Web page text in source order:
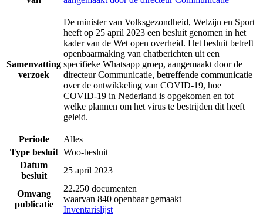
Samenvatting
verzoek
De minister van Volksgezondheid, Welzijn en Sport
heeft op 25 april 2023 een besluit genomen in het
kader van de Wet open overheid. Het besluit betreft
openbaarmaking van chatberichten uit een
specifieke Whatsapp groep, aangemaakt door de
directeur Communicatie, betreffende communicatie
over de ontwikkeling van COVID-19, hoe
COVID-19 in Nederland is opgekomen en tot
welke plannen om het virus te bestrijden dit heeft
geleid.
Periode
Alles
Type besluit Woo-besluit
Datum
besluit
25 april 2023
Omvang
publicatie
22.250 documenten
waarvan 840 openbaar gemaakt
Inventarislijst